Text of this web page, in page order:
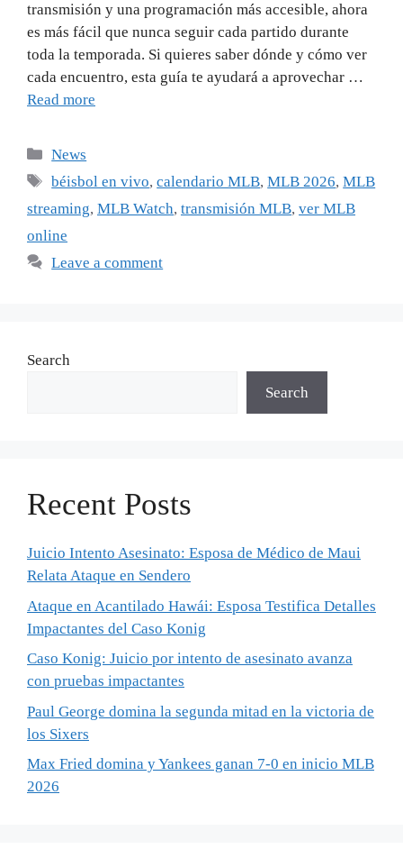
transmisión y una programación más accesible, ahora
es más fácil que nunca seguir cada partido durante
toda la temporada. Si quieres saber dónde y cómo ver
cada encuentro, esta guía te ayudará a aprovechar …
Read more
Categories
News
Tags
béisbol en vivo,calendario MLB,MLB 2026,MLB
streaming, MLB Watch, transmisión MLB, ver MLB
online
Leave a comment
Search
Search
Recent Posts
Juicio Intento Asesinato: Esposa de Médico de Maui
Relata Ataque en Sendero
Ataque en Acantilado Hawái: Esposa Testifica Detalles
Impactantes del Caso Konig
Caso Konig: Juicio por intento de asesinato avanza
con pruebas impactantes
Paul George domina la segunda mitad en la victoria de
los Sixers
Max Fried domina y Yankees ganan 7-0 en inicio MLB
2026